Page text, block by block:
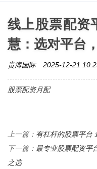
线上股票配资
慧：选对平台
贵海国际 2025-12-21
股票配资月配
上一篇： 有杠杆的股票平台
下一篇： 最专业股票配资平
之选